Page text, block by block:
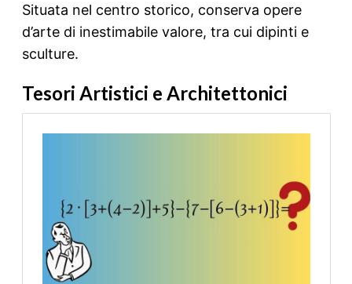
Situata nel centro storico, conserva opere
d’arte di inestimabile valore, tra cui dipinti e
sculture.
Tesori Artistici e Architettonici